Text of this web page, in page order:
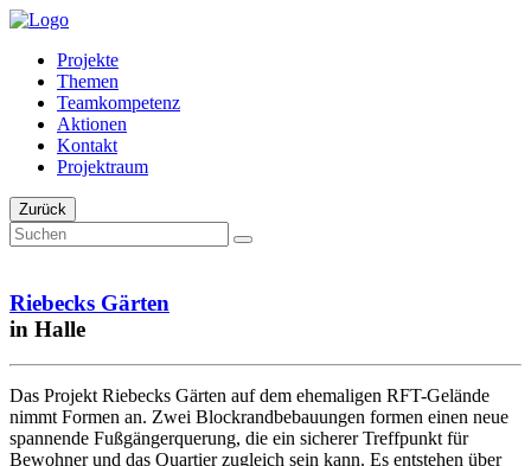
Projekte
Themen
Teamkompetenz
Aktionen
Kontakt
Projektraum
Zurück
Riebecks Gärten
in Halle
Das Projekt Riebecks Gärten auf dem ehemaligen RFT-Gelände
nimmt Formen an. Zwei Blockrandbebauungen formen einen neue
spannende Fußgängerquerung, die ein sicherer Treffpunkt für
Bewohner und das Quartier zugleich sein kann. Es entstehen über